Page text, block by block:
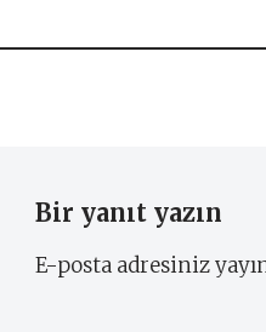
Bir yanıt yazın
E-posta adresiniz